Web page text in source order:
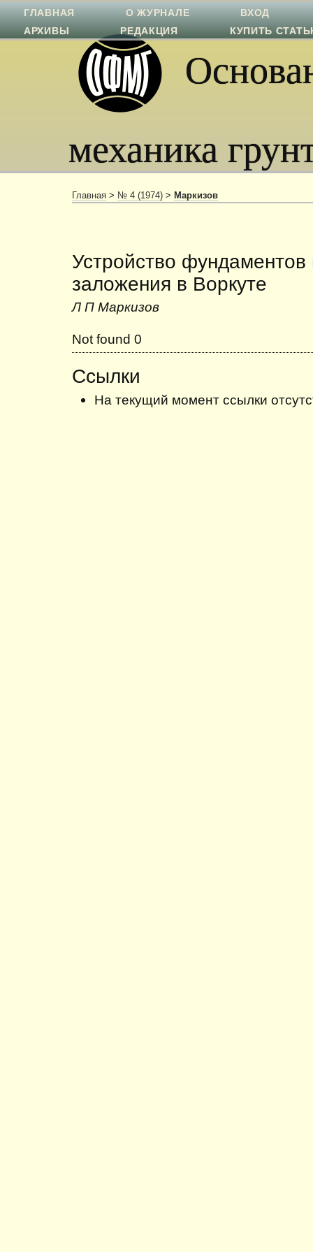
механика
ГЛАВНАЯ О ЖУРНАЛЕ
ВХОД
АРХИВЫ
РЕДАКЦИЯ КУПИТЬ
Главная > № 4 (1974) > Маркизов
Устройство фундаментов
заложения в Воркуте
Л П Маркизов
Not found 0
Ссылки
На текущий момент ссылки